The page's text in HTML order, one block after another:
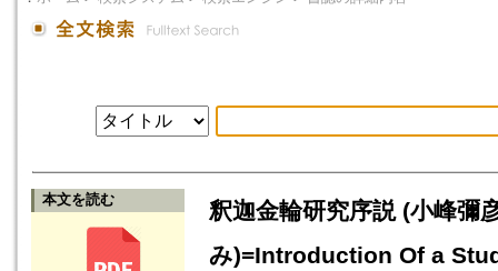
本文を読む
釈迦金輪研究序説 (小峰彌
み)=Introduction Of a